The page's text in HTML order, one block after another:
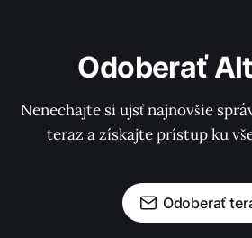
Odoberať
Nenechajte si ujsť najnovšie
teraz a získajte prístup ku
Odoberať